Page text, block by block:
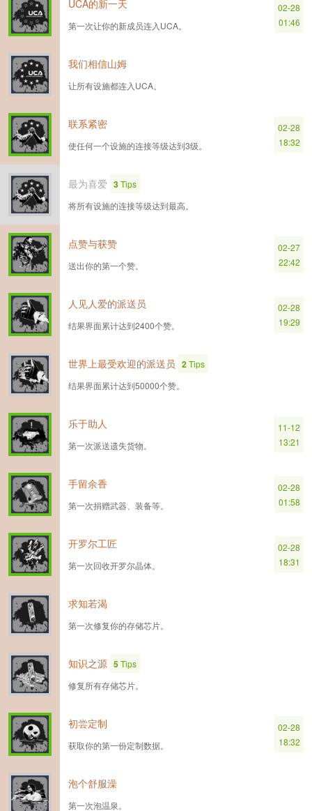
UCA的新一天
第一次让你的新成员连入UCA。
02-28
01:46
我们相信山姆
让所有设施都连入UCA。
联系紧密
使任何一个设施的连接等级达到3级。
02-28
18:32
最为喜爱 3Tips
将所有设施的连接等级达到最高。
点赞与获赞
送出你的第一个赞。
02-27
22:42
人见人爱的派送员
结果界面累计达到2400个赞。
02-28
19:29
世界上最受欢迎的派送员 2Tips
结果界面累计达到50000个赞。
乐于助人
第一次派送遗失货物。
11-12
13:21
手留余香
第一次捐赠武器、装备等。
02-28
01:58
开罗尔工匠
第一次回收开罗尔晶体。
02-28
18:31
求知若渴
第一次修复你的存储芯片。
知识之源 5Tips
修复所有存储芯片。
初尝定制
获取你的第一份定制数据。
02-28
18:32
泡个舒服澡
第一次泡温泉。